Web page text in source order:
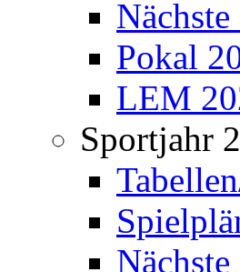
Pokal
LEM
Sportjahr